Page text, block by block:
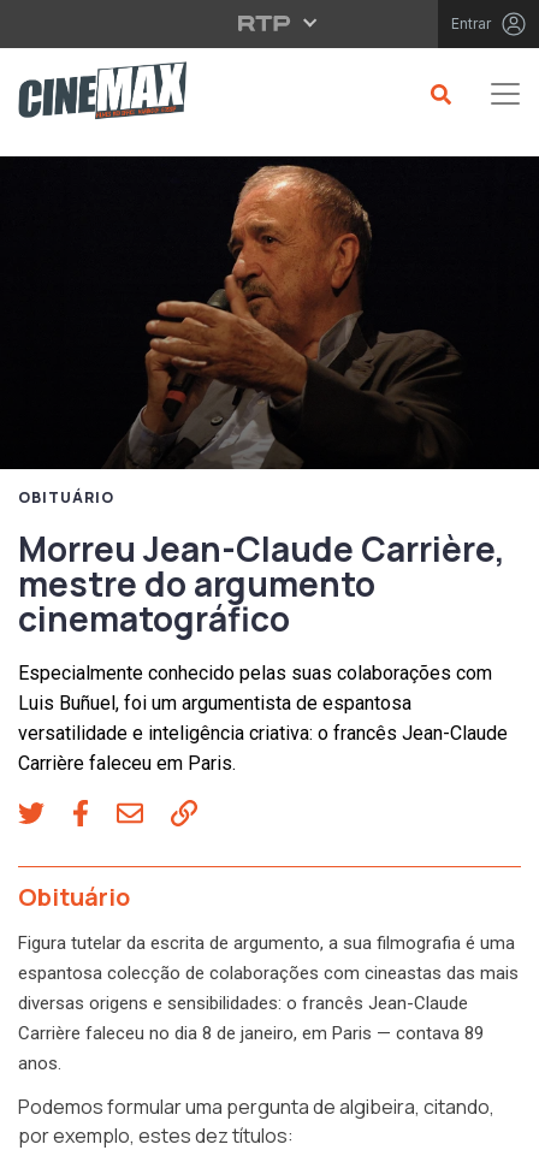
Saltar para o conteúdo principal Entrar
OBITUÁRIO
Morreu Jean-Claude Carrière,
mestre do argumento
cinematográfico
Especialmente conhecido pelas suas colaborações com
Luis Buñuel, foi um argumentista de espantosa
versatilidade e inteligência criativa: o francês Jean-Claude
Carrière faleceu em Paris.
Obituário
Figura tutelar da escrita de argumento, a sua filmografia é uma
espantosa colecção de colaborações com cineastas das mais
diversas origens e sensibilidades: o francês Jean-Claude
Carrière faleceu no dia 8 de janeiro, em Paris — contava 89
anos.
Podemos formular uma pergunta de algibeira, citando,
por exemplo, estes dez títulos: